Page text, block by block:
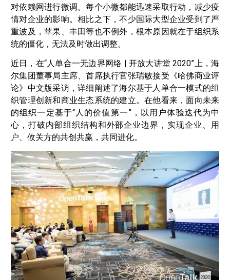
对依赖网进行微调。每个小微都能迅速采取行动，减少疫
情对企业的影响。相比之下，不少国际大型企业受到了严
重波及，苹果、丰田等也不例外，根本原因就在于组织系
统的僵化，无法及时做出调整。
近日，在“人单合一无边界网络 | 开放大讲堂 2020”上，海
尔集团董事局主席、首席执行官张瑞敏接受《哈佛商业评
论》中文版采访，详细阐述了海尔基于人单合一模式的组
织管理创新和商业生态系统的建立。在他看来，面向未来
的组织一定基于“人的价值第一”，以用户体验迭代为中
心，打破内部组织结构和外部企业边界，实现企业、用
户、攸关方的共创共赢，共同进化。